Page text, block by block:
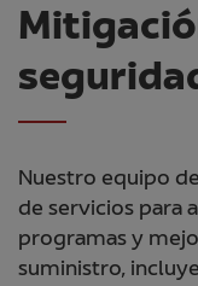
Nuestro equipo
de servicios para
programas y
suministro,